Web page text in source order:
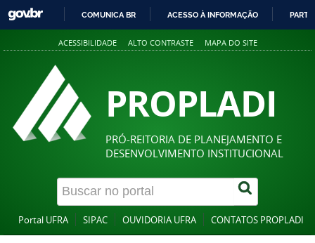
PARA
COMUNICA BR ACESSO À INFORMAÇÃO
ACESSIBILIDADE ALTO CONTRASTE MAPA DO SITE
PROPLADI
PRÓ-REITORIA DE PLANEJAMENTO E
DESENVOLVIMENTO INSTITUCIONAL
Portal UFRA SIPAC OUVIDORIA UFRA CONTATOS PROPLADI